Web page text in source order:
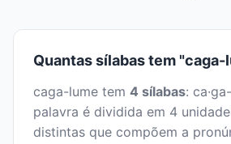
Quantas sílabas tem "caga-
caga-lume tem 4 sílabas:
palavra é dividida em 4
distintas que compõem a